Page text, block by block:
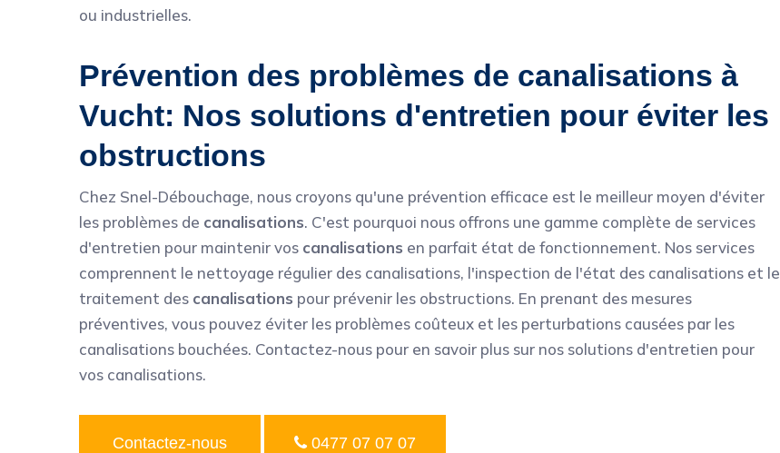
ou industrielles.
Prévention des problèmes de canalisations à
Vucht: Nos solutions d'entretien pour éviter les
obstructions
Chez Snel-Débouchage, nous croyons qu'une prévention efficace est le meilleur moyen d'éviter
les problèmes de canalisations. C'est pourquoi nous offrons une gamme complète de services
d'entretien pour maintenir vos canalisations en parfait état de fonctionnement. Nos services
comprennent le nettoyage régulier des canalisations, l'inspection de l'état des canalisations et le
traitement des canalisations pour prévenir les obstructions. En prenant des mesures
préventives, vous pouvez éviter les problèmes coûteux et les perturbations causées par les
canalisations bouchées. Contactez-nous pour en savoir plus sur nos solutions d'entretien pour
vos canalisations.
Contactez-nous 0477 07 07 07